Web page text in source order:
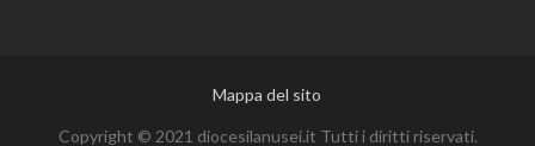
Mappa del sito
Copyright © 2021 diocesilanusei.it Tutti i diritti riservati.